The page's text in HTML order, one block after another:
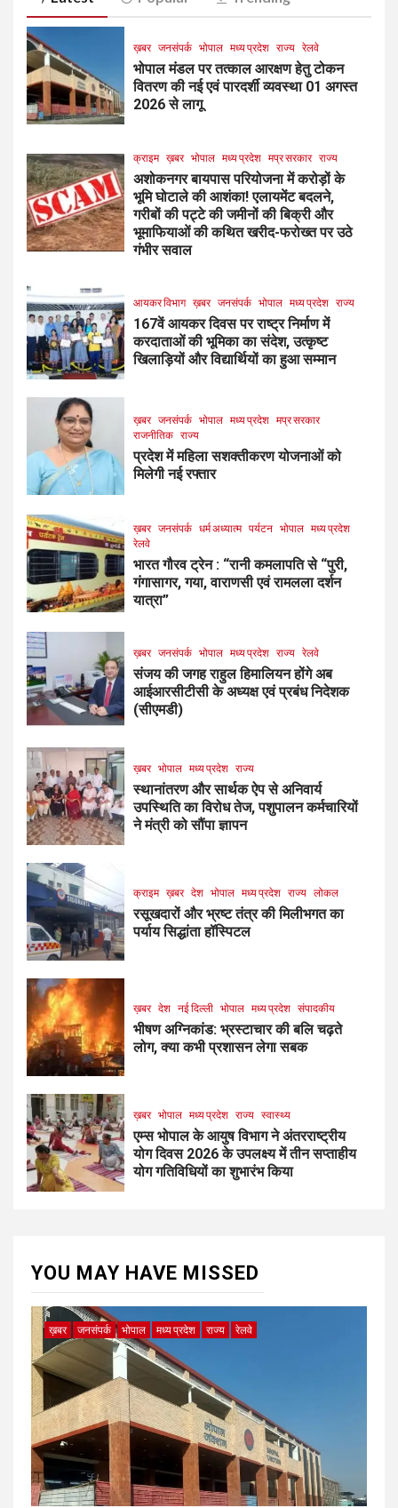
ख़बर जनसंपर्क भोपाल मध्य प्रदेश राज्य रेलवे
भोपाल मंडल पर तत्काल आरक्षण हेतु टोकन
वितरण की नई एवं पारदर्शी व्यवस्था 01 अगस्त
2026 से लागू
क्राइम ख़बर भोपाल मध्य प्रदेश मप्र सरकार राज्य
अशोकनगर बायपास परियोजना में करोड़ों के
भूमि घोटाले की आशंका! एलायमेंट बदलने,
गरीबों की पट्टे की जमीनों की बिक्री और
भूमाफियाओं की कथित खरीद-फरोख्त पर उठे
गंभीर सवाल
आयकर विभाग ख़बर जनसंपर्क भोपाल मध्य प्रदेश राज्य
167वें आयकर दिवस पर राष्ट्र निर्माण में
करदाताओं की भूमिका का संदेश, उत्कृष्ट
खिलाड़ियों और विद्यार्थियों का हुआ सम्मान
ख़बर जनसंपर्क भोपाल मध्य प्रदेश मप्र सरकार
राजनीतिक राज्य
प्रदेश में महिला सशक्तीकरण योजनाओं को
मिलेगी नई रफ्तार
ख़बर जनसंपर्क धर्म अध्यात्म पर्यटन भोपाल मध्य प्रदेश
रेलवे
भारत गौरव ट्रेन : “रानी कमलापति से “पुरी,
गंगासागर, गया, वाराणसी एवं रामलला दर्शन
यात्रा”
ख़बर जनसंपर्क भोपाल मध्य प्रदेश राज्य रेलवे
संजय की जगह राहुल हिमालियन होंगे अब
आईआरसीटीसी के अध्यक्ष एवं प्रबंध निदेशक
(सीएमडी)
ख़बर भोपाल मध्य प्रदेश राज्य
स्थानांतरण और सार्थक ऐप से अनिवार्य
उपस्थिति का विरोध तेज, पशुपालन कर्मचारियों
ने मंत्री को सौंपा ज्ञापन
क्राइम ख़बर देश भोपाल मध्य प्रदेश राज्य लोकल
रसूखदारों और भ्रष्ट तंत्र की मिलीभगत का
पर्याय सिद्धांता हॉस्पिटल
ख़बर देश नई दिल्ली भोपाल मध्य प्रदेश संपादकीय
भीषण अग्निकांड: भ्रस्टाचार की बलि चढ़ते
लोग, क्या कभी प्रशासन लेगा सबक
ख़बर भोपाल मध्य प्रदेश राज्य स्वास्थ्य
एम्स भोपाल के आयुष विभाग ने अंतरराष्ट्रीय
योग दिवस 2026 के उपलक्ष्य में तीन सप्ताहीय
योग गतिविधियों का शुभारंभ किया
YOU MAY HAVE MISSED
ख़बर जनसंपर्क भोपाल मध्य प्रदेश राज्य रेलवे